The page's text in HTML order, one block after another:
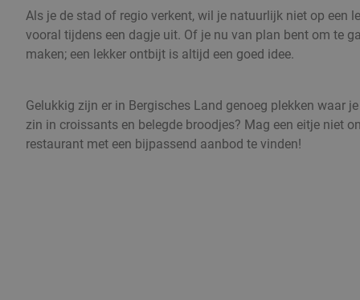
Als je de stad of regio verkent, wil je natuurlijk niet op een
vooral tijdens een dagje uit. Of je nu van plan bent om te
maken; een lekker ontbijt is altijd een goed idee.
Gelukkig zijn er in Bergisches Land genoeg plekken waar
zin in croissants en belegde broodjes? Mag een eitje niet
restaurant met een bijpassend aanbod te vinden!